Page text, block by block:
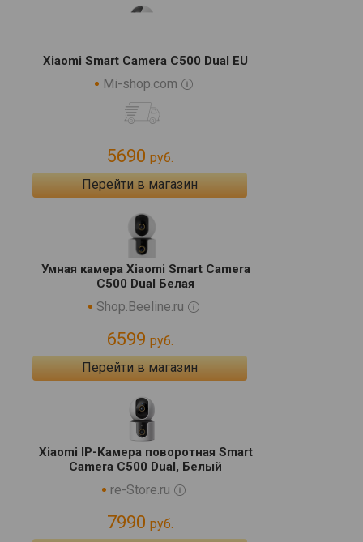
Xiaomi Smart Camera C500 Dual EU
Mi-shop.com
5690 руб.
Перейти в магазин
Умная камера Xiaomi Smart Camera
C500 Dual Белая
Shop.Beeline.ru
6599 руб.
Перейти в магазин
Xiaomi IP-Камера поворотная Smart
Camera C500 Dual, Белый
re-Store.ru
7990 руб.